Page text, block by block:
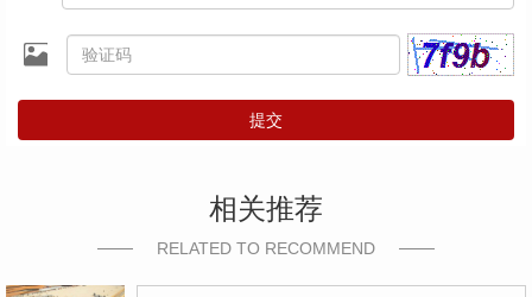
提交
相关推荐
RELATED TO RECOMMEND